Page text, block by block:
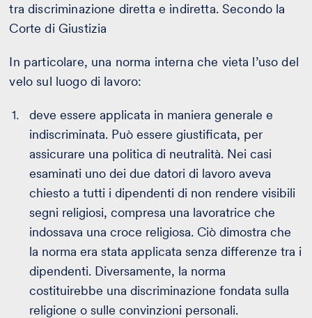
tra discriminazione diretta e indiretta. Secondo la
Corte di Giustizia
In particolare, una norma interna che vieta l’uso del
velo sul luogo di lavoro:
deve essere applicata in maniera generale e
indiscriminata. Può essere giustificata, per
assicurare una politica di neutralità. Nei casi
esaminati uno dei due datori di lavoro aveva
chiesto a tutti i dipendenti di non rendere visibili
segni religiosi, compresa una lavoratrice che
indossava una croce religiosa. Ciò dimostra che
la norma era stata applicata senza differenze tra i
dipendenti. Diversamente, la norma
costituirebbe una discriminazione fondata sulla
religione o sulle convinzioni personali.